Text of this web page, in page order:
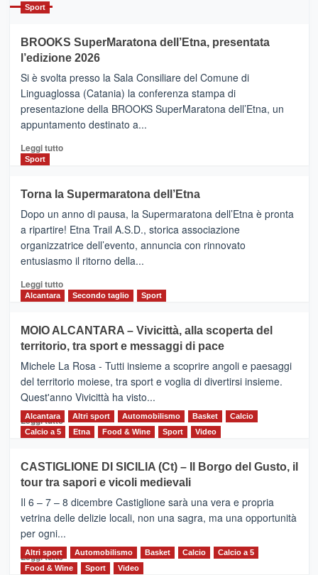
con
la
Al
via
i
collegamenti
Sport
BROOKS SuperMaratona dell’Etna, presentata
l’edizione 2026
Si è svolta presso la Sala Consiliare del Comune di
Linguaglossa (Catania) la conferenza stampa di
presentazione della BROOKS SuperMaratona dell’Etna, un
appuntamento destinato a...
Leggi tuttoLeggi
BROOKS
SuperMaratona
dell’Etna,
presentata
l’edizione
2026
Sport
Torna la Supermaratona dell’Etna
Dopo un anno di pausa, la Supermaratona dell’Etna è pronta
a ripartire! Etna Trail A.S.D., storica associazione
organizzatrice dell’evento, annuncia con rinnovato
entusiasmo il ritorno della...
Leggi tuttoLeggi
Torna
la
Supermaratona
dell’Etna
Alcantara Secondo taglio Sport
MOIO ALCANTARA – Vivicittà, alla scoperta del
territorio, tra sport e messaggi di pace
Michele La Rosa - Tutti insieme a scoprire angoli e paesaggi
del territorio moiese, tra sport e voglia di divertirsi insieme.
Quest'anno Vivicittà ha visto...
Leggi tutto Leggi
MOIO
ALCANTARA
–
Vivicittà,
alla
scoperta
del
territorio,
Alcantara Altri sport Automobilismo Basket
Calcio
Calcio a 5
Etna Food & Wine Sport Video
CASTIGLIONE DI SICILIA (Ct) – Il Borgo del Gusto, il
tour tra sapori e vicoli medievali
Il 6 – 7 – 8 dicembre Castiglione sarà una vera e propria
vetrina delle delizie locali, non una sagra, ma una opportunità
per ogni...
Leggi tuttoLeggi
di
Altri sport Automobilismo Basket Calcio
Calcio a 5
Food & Wine
Sport Video